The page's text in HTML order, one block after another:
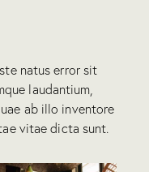
natus error sit
laudantium,
ab illo inventore
vitae dicta sunt.